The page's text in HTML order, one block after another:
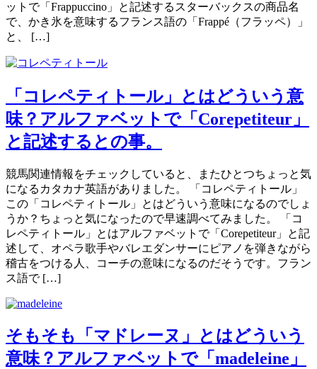
ットで「Frappuccino」と記述するスターバックスの商品名
で、かき氷を意味するフランス語の「Frappé（フラッペ）」
と、 […]
「コレペティトール」とはどういう意
味？アルファベットで「Corepetiteur」
と記述するとの事。
競馬関連情報をチェックしていると、またひとつちょっと気
になるカタカナ英語がありました。 「コレペティトール」
この「コレペティトール」とはどういう意味になるのでしょ
うか？ちょっと気になったので早速調べてみました。 「コ
レペティトール」とはアルファベットで「Corepetiteur」と記
述して、オペラ歌手やバレエダンサーにピアノを弾きながら
稽古をつける人、コーチの意味になるのだそうです。フラン
ス語で […]
そもそも「マドレーヌ」とはどういう
意味？アルファベットで「madeleine」